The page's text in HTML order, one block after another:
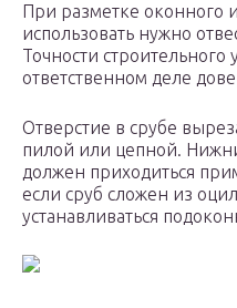
При разметке оконного
использовать нужно
Точности строительного
ответственном деле
Отверстие в срубе
пилой или цепной.
должен приходиться
если сруб сложен из
устанавливаться